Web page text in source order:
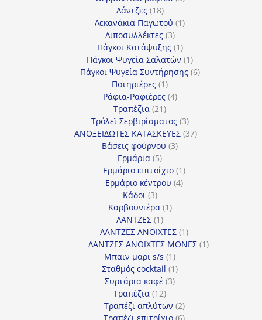
Λάντζες 1818
προϊόντα
Λεκανάκια Παγωτού 11
Λιποσυλλέκτες 33
προϊόντα
Πάγκοι Κατάψυξης 11
προϊόν
Πάγκοι Ψυγεία Σαλατών 11
προϊόν
Πάγκοι Ψυγεία Συντήρησης 66
Ποτηριέρες 11
προϊόν
Ράφια-Ραφιέρες 44
Τραπέζια 2121
προϊόντα
Τρόλεϊ Σερβιρίσματος 33
προϊόντα
ΑΝΟΞΕΙΔΩΤΕΣ ΚΑΤΑΣΚΕΥΕΣ 3737
Βάσεις φούρνου 33
Ερμάρια 55
προϊόντα
Ερμάριο επιτοίχιο 11
προϊόν
Ερμάριο κέντρου 44
Κάδοι 33
προϊόντα
Καρβουνιέρα 11
ΛΑΝΤΖΕΣ 11
προϊόν
ΛΑΝΤΖΕΣ ΑΝΟΙΧΤΕΣ 11
προϊόν
ΛΑΝΤΖΕΣ ΑΝΟΙΧΤΕΣ ΜΟΝΕΣ 11
Μπαιν μαρι s/s 11
προϊόν
Σταθμός cocktail 11
Συρτάρια καφέ 33
Τραπέζια 1212
προϊόντα
Τραπέζι απλύτων 22
προϊόντα
Τραπέζι επιτοίχιο 66